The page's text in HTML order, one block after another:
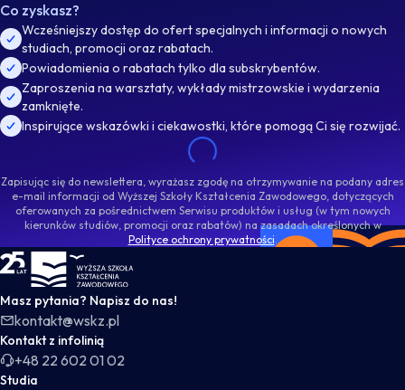
Co zyskasz?
Wcześniejszy dostęp do ofert specjalnych i informacji o nowych
studiach, promocji oraz rabatach.
Powiadomienia o rabatach tylko dla subskrybentów.
Zaproszenia na warsztaty, wykłady mistrzowskie i wydarzenia
zamknięte.
Inspirujące wskazówki i ciekawostki, które pomogą Ci się rozwijać.
Zapisując się do newslettera, wyrażasz zgodę na otrzymywanie na podany adres
e-mail informacji od Wyższej Szkoły Kształcenia Zawodowego, dotyczących
oferowanych za pośrednictwem Serwisu produktów i usług (w tym nowych
kierunków studiów, promocji oraz rabatów) na zasadach określonych w
Polityce ochrony prywatności.
WSKZ - strona główna
Masz pytania? Napisz do nas!
kontakt@wskz.pl
Kontakt z infolinią
+48 22 602 01 02
Studia